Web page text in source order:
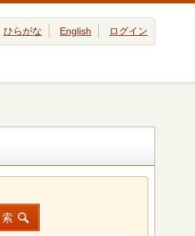
ひらがな English ログイン